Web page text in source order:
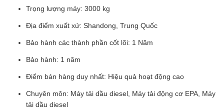
Trọng lượng máy: 3000 kg
Địa điểm xuất xứ: Shandong, Trung Quốc
Bảo hành các thành phần cốt lõi: 1 Năm
Bảo hành: 1 năm
Điểm bán hàng duy nhất: Hiệu quả hoạt động cao
Chuyên môn: Máy tải dầu diesel, Máy tải động cơ EPA, Máy
tải dầu diesel